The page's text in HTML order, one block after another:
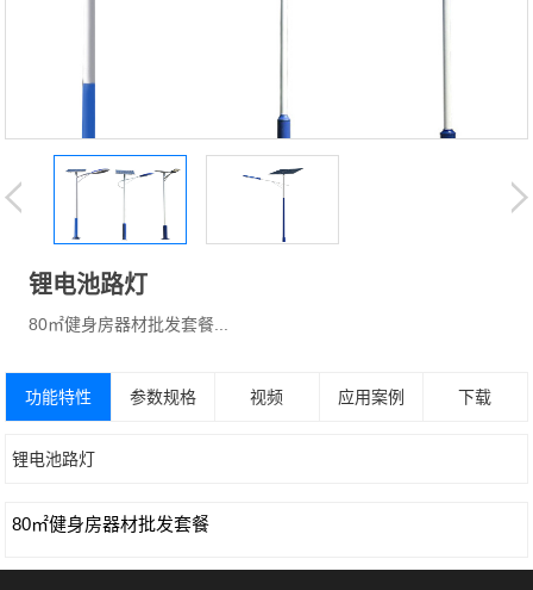
锂电池路灯
80㎡健身房器材批发套餐...
功能特性 参数规格 视频 应用案例 下载
锂电池路灯
80㎡健身房器材批发套餐